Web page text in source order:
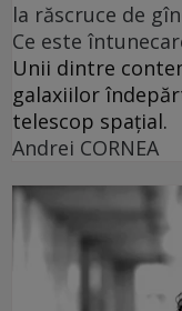
la răscruce de
Ce este
Unii dintre
galaxiilor
telescop spațial.
Andrei CORNEA